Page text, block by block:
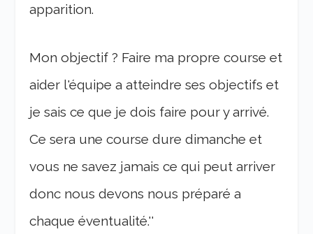
apparition.
Mon objectif ? Faire ma propre course et
aider l'équipe a atteindre ses objectifs et
je sais ce que je dois faire pour y arrivé.
Ce sera une course dure dimanche et
vous ne savez jamais ce qui peut arriver
donc nous devons nous préparé a
chaque éventualité.''